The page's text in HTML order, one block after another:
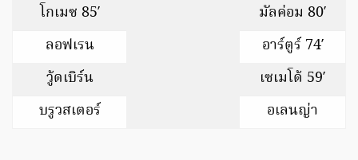
โกเมซ 85′
มัลค่อม 80′
ลอฟเรน
อาร์ตูร์ 74′
วู้ดเบิร์น
เซเมโด้ 59′
บรูวสเตอร์
อเลนญ่า